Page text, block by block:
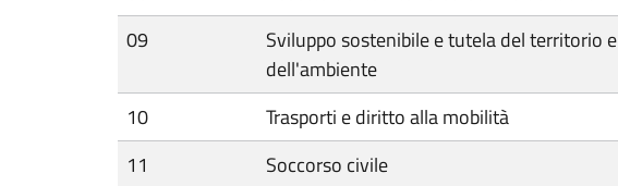
09
Sviluppo sostenibile e tutela del territorio e
dell'ambiente
10 Trasporti e diritto alla mobilità
11
Soccorso civile